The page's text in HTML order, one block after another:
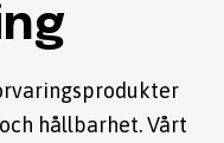
hållbarhet. Vårt